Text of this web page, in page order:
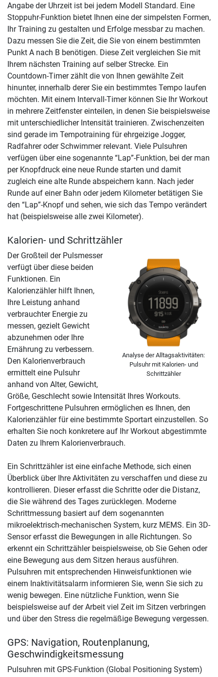
Angabe der Uhrzeit ist bei jedem Modell Standard. Eine
Stoppuhr-Funktion bietet Ihnen eine der simpelsten Formen,
Ihr Training zu gestalten und Erfolge messbar zu machen.
Dazu messen Sie die Zeit, die Sie von einem bestimmten
Punkt A nach B benötigen. Diese Zeit vergleichen Sie mit
Ihrem nächsten Training auf selber Strecke. Ein
Countdown-Timer zählt die von Ihnen gewählte Zeit
hinunter, innerhalb derer Sie ein bestimmtes Tempo laufen
möchten. Mit einem Intervall-Timer können Sie Ihr Workout
in mehrere Zeitfenster einteilen, in denen Sie beispielsweise
mit unterschiedlicher Intensität trainieren. Zwischenzeiten
sind gerade im Tempotraining für ehrgeizige Jogger,
Radfahrer oder Schwimmer relevant. Viele Pulsuhren
verfügen über eine sogenannte “Lap”-Funktion, bei der man
per Knopfdruck eine neue Runde starten und damit
zugleich eine alte Runde abspeichern kann. Nach jeder
Runde auf einer Bahn oder jedem Kilometer betätigen Sie
den “Lap”-Knopf und sehen, wie sich das Tempo verändert
hat (beispielsweise alle zwei Kilometer).
Kalorien- und Schrittzähler
Analyse der Alltagsaktivitäten:
Pulsuhr mit Kalorien- und
Schrittzähler
Der Großteil der Pulsmesser
verfügt über diese beiden
Funktionen. Ein
Kalorienzähler hilft Ihnen,
Ihre Leistung anhand
verbrauchter Energie zu
messen, gezielt Gewicht
abzunehmen oder Ihre
Ernährung zu verbessern.
Den Kalorienverbrauch
ermittelt eine Pulsuhr
anhand von Alter, Gewicht,
Größe, Geschlecht sowie Intensität Ihres Workouts.
Fortgeschrittene Pulsuhren ermöglichen es Ihnen, den
Kalorienzähler für eine bestimmte Sportart einzustellen. So
erhalten Sie noch konkretere auf Ihr Workout abgestimmte
Daten zu Ihrem Kalorienverbrauch.
Ein Schrittzähler ist eine einfache Methode, sich einen
Überblick über Ihre Aktivitäten zu verschaffen und diese zu
kontrollieren. Dieser erfasst die Schritte oder die Distanz,
die Sie während des Tages zurücklegen. Moderne
Schrittmessung basiert auf dem sogenannten
mikroelektrisch-mechanischen System, kurz MEMS. Ein 3D-
Sensor erfasst die Bewegungen in alle Richtungen. So
erkennt ein Schrittzähler beispielsweise, ob Sie Gehen oder
eine Bewegung aus dem Sitzen heraus ausführen.
Pulsuhren mit entsprechenden Hinweisfunktionen wie
einem Inaktivitätsalarm informieren Sie, wenn Sie sich zu
wenig bewegen. Eine nützliche Funktion, wenn Sie
beispielsweise auf der Arbeit viel Zeit im Sitzen verbringen
und über den Stress die regelmäßige Bewegung vergessen.
GPS: Navigation, Routenplanung,
Geschwindigkeitsmessung
Pulsuhren mit GPS-Funktion (Global Positioning System)